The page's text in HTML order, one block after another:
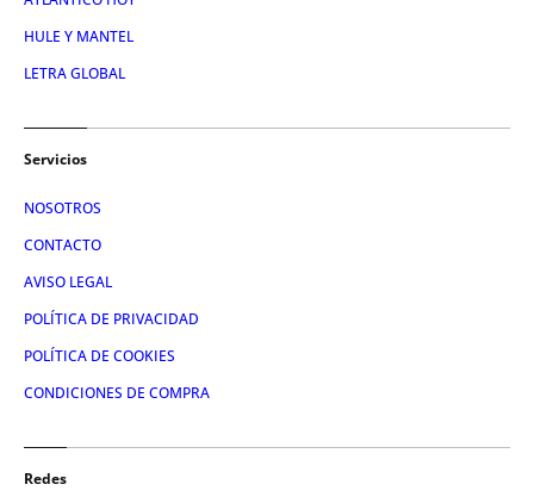
HULE Y MANTEL
LETRA GLOBAL
Servicios
NOSOTROS
CONTACTO
AVISO LEGAL
POLÍTICA DE PRIVACIDAD
POLÍTICA DE COOKIES
CONDICIONES DE COMPRA
Redes